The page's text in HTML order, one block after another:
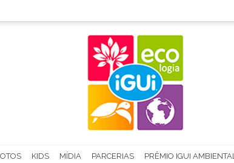
KIDS MÍDIA PARCERIAS PRÊMIO IGUI AMBIENTAL